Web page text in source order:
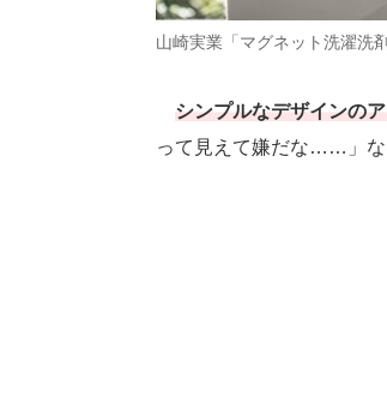
山崎実業「マグネット洗濯洗
シンプルなデザインの
って見えて嫌だな……」な